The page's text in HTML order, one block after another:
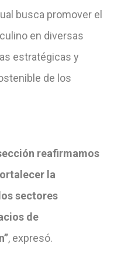
busca promover el
en diversas
estratégicas y
de los
reafirmamos
la
sectores
de
, expresó.